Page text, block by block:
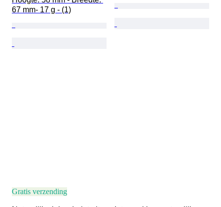
67 mm- 17 g - (1)
Gratis verzending